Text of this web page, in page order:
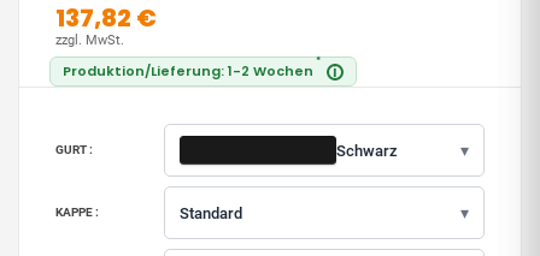
137,82 €
Produktion/Lieferung: 1-2 Wochen *
i
zzgl. MwSt.
GURT : Schwarz ▾
KAPPE : Standard ▾